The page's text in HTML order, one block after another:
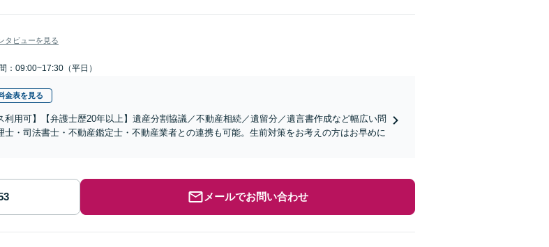
タビューを見る
：09:00~17:30（平日）
金表を見る
利用可】【弁護士歴20年以上】遺産分割協議／不動産相続／遺留分／遺言書作成など幅広い問
士・司法書士・不動産鑑定士・不動産業者との連携も可能。生前対策をお考えの方はお早めに
メールでお問い合わせ